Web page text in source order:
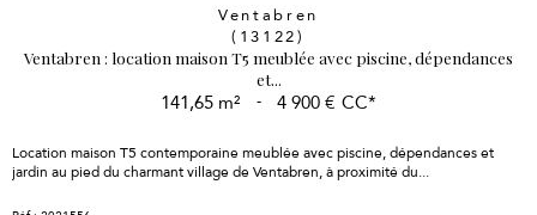
Ventabren
(13122)
Ventabren : location maison T5 meublée avec piscine, dépendances
et...
141,65 m² - 4 900 € CC*
Location maison T5 contemporaine meublée avec piscine, dépendances et
jardin au pied du charmant village de Ventabren, à proximité du...